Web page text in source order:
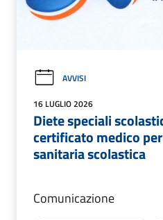
AVVISI
16 LUGLIO 2026
Diete speciali
certificato medico
sanitaria scolastica
Comunicazione